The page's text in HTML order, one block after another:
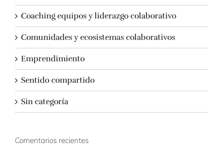
Coaching equipos y liderazgo colaborativo
Comunidades y ecosistemas colaborativos
Emprendimiento
Sentido compartido
Sin categoría
Comentarios recientes